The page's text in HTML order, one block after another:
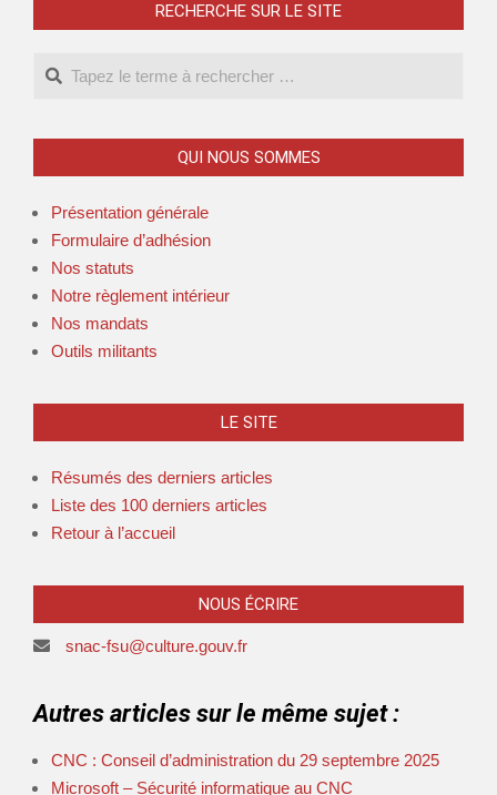
RECHERCHE SUR LE SITE
QUI NOUS SOMMES
Présentation générale
Formulaire d’adhésion
Nos statuts
Notre règlement intérieur
Nos mandats
Outils militants
LE SITE
Résumés des derniers articles
Liste des 100 derniers articles
Retour à l’accueil
NOUS ÉCRIRE
snac-fsu@culture.gouv.fr
Autres articles sur le même sujet :
CNC : Conseil d’administration du 29 septembre 2025
Microsoft – Sécurité informatique au CNC